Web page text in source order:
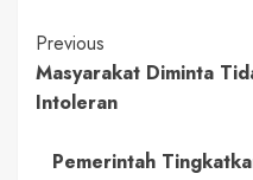
Continue
Reading
Previous
Masyarakat Diminta
Intoleran
Pemerintah